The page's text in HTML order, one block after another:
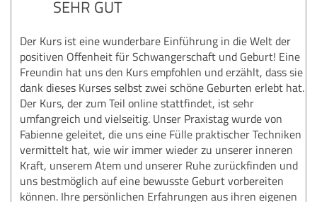
SEHR GUT
Der Kurs ist eine wunderbare Einführung in die Welt der
positiven Offenheit für Schwangerschaft und Geburt! Eine
Freundin hat uns den Kurs empfohlen und erzählt, dass sie
dank dieses Kurses selbst zwei schöne Geburten erlebt hat.
Der Kurs, der zum Teil online stattfindet, ist sehr
umfangreich und vielseitig. Unser Praxistag wurde von
Fabienne geleitet, die uns eine Fülle praktischer Techniken
vermittelt hat, wie wir immer wieder zu unserer inneren
Kraft, unserem Atem und unserer Ruhe zurückfinden und
uns bestmöglich auf eine bewusste Geburt vorbereiten
können. Ihre persönlichen Erfahrungen aus ihren eigenen